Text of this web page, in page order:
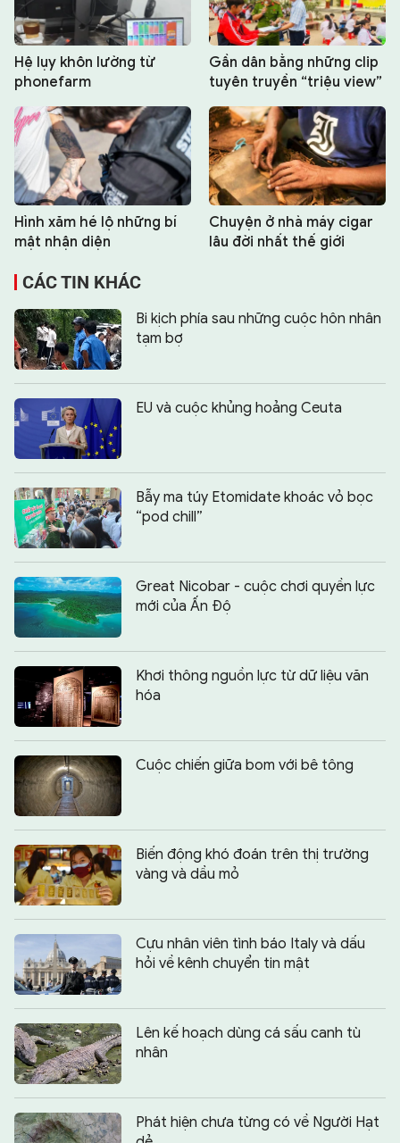
Hệ lụy khôn lường từ
phonefarm
Gần dân bằng những clip
tuyên truyền “triệu view”
Hình xăm hé lộ những bí
mật nhận diện
Chuyện ở nhà máy cigar
lâu đời nhất thế giới
CÁC TIN KHÁC
Bi kịch phía sau những cuộc hôn nhân
tạm bợ
EU và cuộc khủng hoảng Ceuta
Bẫy ma túy Etomidate khoác vỏ bọc
“pod chill”
Great Nicobar - cuộc chơi quyền lực
mới của Ấn Độ
Khơi thông nguồn lực từ dữ liệu văn
hóa
Cuộc chiến giữa bom với bê tông
Biến động khó đoán trên thị trường
vàng và dầu mỏ
Cựu nhân viên tình báo Italy và dấu
hỏi về kênh chuyển tin mật
Lên kế hoạch dùng cá sấu canh tù
nhân
Phát hiện chưa từng có về Người Hạt